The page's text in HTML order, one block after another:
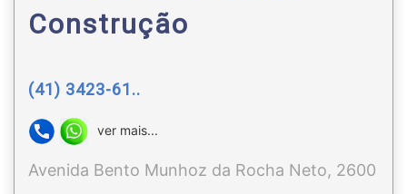
Construção
(41) 3423-61..
ver mais...
Avenida Bento Munhoz da Rocha Neto, 2600